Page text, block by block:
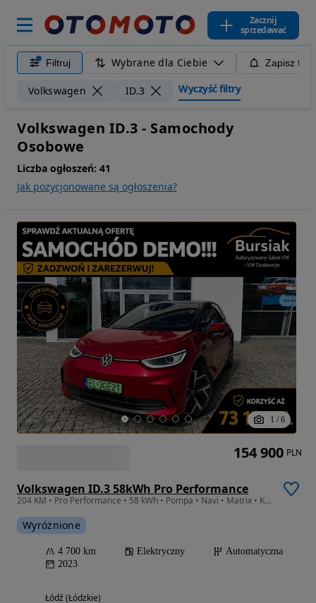
Zacznij
sprzedawać
Filtruj Wybrane dla Ciebie Zapisz
Volkswagen ID.3 Wyczyść filtry
Volkswagen ID.3 - Samochody
Osobowe
Liczba ogłoszeń: 41
Jak pozycjonowane są ogłoszenia?
1 / 6
Volkswagen ID.3 58kWh Pro Performance
204 KM • Pro Performance • 58 kWh • Pompa • Navi • Matrix • Kamera (DEMO)
Wyróżnione
4 700 km Elektryczny
Automatyczna
2023
Łódź (Łódzkie)
154 900 PLN